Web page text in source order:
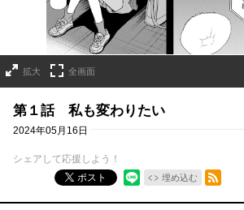
拡大 全画面
第１話 私も変わりたい
2024年05月16日
シェアして応援しよう！
ポスト
埋め込む
RSSフィード